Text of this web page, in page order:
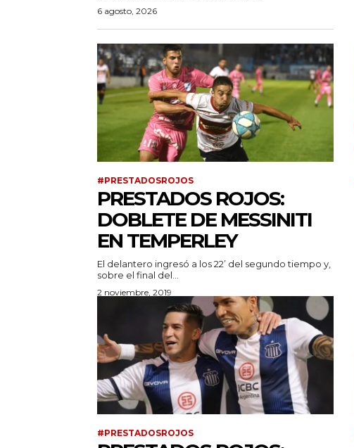
6 agosto, 2026
#PRESTADOSROJOS
PRESTADOS ROJOS:
DOBLETE DE MESSINITI
EN TEMPERLEY
El delantero ingresó a los 22’ del segundo tiempo y,
sobre el final del...
2 noviembre, 2019
#PRESTADOSROJOS